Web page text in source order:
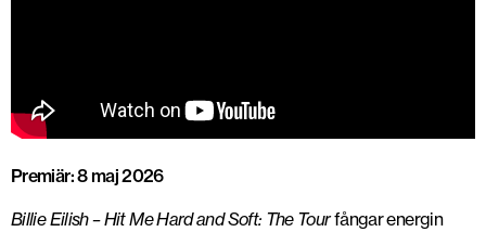
Premiär: 8 maj 2026
Billie Eilish –Hit Me Hard and Soft: The Tourfångar energin